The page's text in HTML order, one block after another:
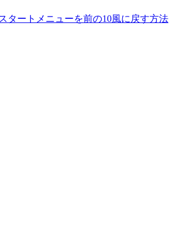
スタートメニューを前の10風に戻す方法